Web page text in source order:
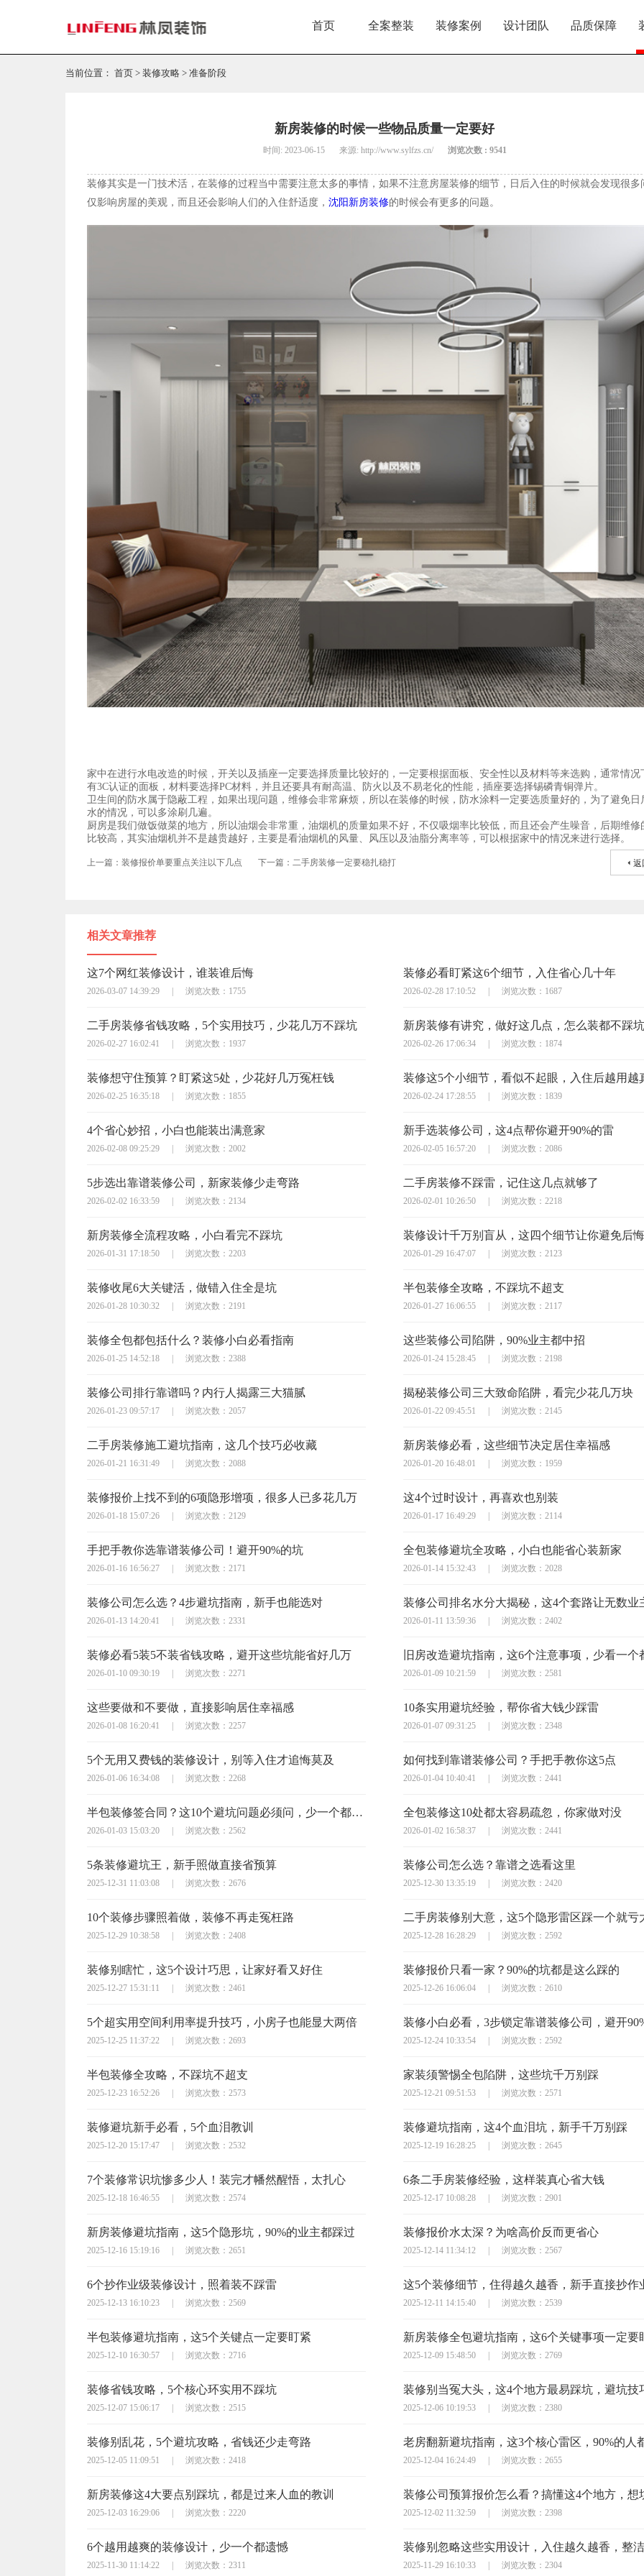
首页 全案整装 装修案例 设计团队 品质保障
当前位置： 首页 > 装修攻略 > 准备阶段
新房装修的时候一些物品质量一定要好
时间: 2023-06-15 来源: http://www.sylfzs.cn/ 浏览次数 : 9541
装修其实是一门技术活，在装修的过程当中需要注意太多的事情，如果不注意房屋装修的细节，日后入住的时候就会发现很多
仅影响房屋的美观，而且还会影响人们的入住舒适度， 沈阳新房装修的时候会有更多的问题。
家中在进行水电改造的时候，开关以及插座一定要选择质量比较好的，一定要根据面板、安全性以及材料等来选购，通常情况
有3C认证的面板，材料要选择PC材料，并且还要具有耐高温、防火以及不易老化的性能，插座要选择锡磷青铜弹片。
卫生间的防水属于隐蔽工程，如果出现问题，维修会非常麻烦，所以在装修的时候，防水涂料一定要选质量好的，为了避免日
水的情况，可以多涂刷几遍。
厨房是我们做饭做菜的地方，所以油烟会非常重，油烟机的质量如果不好，不仅吸烟率比较低，而且还会产生噪音，后期维修
比较高，其实油烟机并不是越贵越好，主要是看油烟机的风量、风压以及油脂分离率等，可以根据家中的情况来进行选择。
上一篇：装修报价单要重点关注以下几点 下一篇：二手房装修一定要稳扎稳打 返
相关文章推荐
这7个网红装修设计，谁装谁后悔
2026-03-07 14:39:29 浏览次数：1755
装修必看盯紧这6个细节，入住省心几十年
2026-02-28 17:10:52 浏览次数：1687
二手房装修省钱攻略，5个实用技巧，少花几万不踩坑
2026-02-27 16:02:41 浏览次数：1937
新房装修有讲究，做好这几点，怎么装都不踩坑
2026-02-26 17:06:34 浏览次数：1874
装修想守住预算？盯紧这5处，少花好几万冤枉钱
2026-02-25 16:35:18 浏览次数：1855
装修这5个小细节，看似不起眼，入住后越用越
2026-02-24 17:28:55 浏览次数：1839
4个省心妙招，小白也能装出满意家
2026-02-08 09:25:29 浏览次数：2002
新手选装修公司，这4点帮你避开90%的雷
2026-02-05 16:57:20 浏览次数：2086
5步选出靠谱装修公司，新家装修少走弯路
2026-02-02 16:33:59 浏览次数：2134
二手房装修不踩雷，记住这几点就够了
2026-02-01 10:26:50 浏览次数：2218
新房装修全流程攻略，小白看完不踩坑
2026-01-31 17:18:50 浏览次数：2203
装修设计千万别盲从，这四个细节让你避免后悔
2026-01-29 16:47:07 浏览次数：2123
装修收尾6大关键活，做错入住全是坑
2026-01-28 10:30:32 浏览次数：2191
半包装修全攻略，不踩坑不超支
2026-01-27 16:06:55 浏览次数：2117
装修全包都包括什么？装修小白必看指南
2026-01-25 14:52:18 浏览次数：2388
这些装修公司陷阱，90%业主都中招
2026-01-24 15:28:45 浏览次数：2198
装修公司排行靠谱吗？内行人揭露三大猫腻
2026-01-23 09:57:17 浏览次数：2057
揭秘装修公司三大致命陷阱，看完少花几万块
2026-01-22 09:45:51 浏览次数：2145
二手房装修施工避坑指南，这几个技巧必收藏
2026-01-21 16:31:49 浏览次数：2088
新房装修必看，这些细节决定居住幸福感
2026-01-20 16:48:01 浏览次数：1959
装修报价上找不到的6项隐形增项，很多人已多花几万
2026-01-18 15:07:26 浏览次数：2129
这4个过时设计，再喜欢也别装
2026-01-17 16:49:29 浏览次数：2114
手把手教你选靠谱装修公司！避开90%的坑
2026-01-16 16:56:27 浏览次数：2171
全包装修避坑全攻略，小白也能省心装新家
2026-01-14 15:32:43 浏览次数：2028
装修公司怎么选？4步避坑指南，新手也能选对
2026-01-13 14:20:41 浏览次数：2331
装修公司排名水分大揭秘，这4个套路让无数业
2026-01-11 13:59:36 浏览次数：2402
装修必看5装5不装省钱攻略，避开这些坑能省好几万
2026-01-10 09:30:19 浏览次数：2271 2026-01-09 10:21:59 浏览次数：2581
这些要做和不要做，直接影响居住幸福感
2026-01-08 16:20:41 浏览次数：2257
10条实用避坑经验，帮你省大钱少踩雷
2026-01-07 09:31:25 浏览次数：2348
5个无用又费钱的装修设计，别等入住才追悔莫及
2026-01-06 16:34:08 浏览次数：2268
如何找到靠谱装修公司？手把手教你这5点
2026-01-04 10:40:41 浏览次数：2441
半包装修签合同？这10个避坑问题必须问，少一个都可能亏大
2026-01-03 15:03:20 浏览次数：2562
全包装修这10处都太容易疏忽，你家做对没
2026-01-02 16:58:37 浏览次数：2441
5条装修避坑王，新手照做直接省预算
2025-12-31 11:03:08 浏览次数：2676
装修公司怎么选？靠谱之选看这里
2025-12-30 13:35:19 浏览次数：2420
10个装修步骤照着做，装修不再走冤枉路
2025-12-29 10:38:58 浏览次数：2408
二手房装修别大意，这5个隐形雷区踩一个就亏
2025-12-28 16:28:29 浏览次数：2592
装修别瞎忙，这5个设计巧思，让家好看又好住
2025-12-27 15:31:11 浏览次数：2461
装修报价只看一家？90%的坑都是这么踩的
2025-12-26 16:06:04 浏览次数：2610
5个超实用空间利用率提升技巧，小房子也能显大两倍
2025-12-25 11:37:22 浏览次数：2693
装修小白必看，3步锁定靠谱装修公司，避开
2025-12-24 10:33:54 浏览次数：2592
半包装修全攻略，不踩坑不超支
2025-12-23 16:52:26 浏览次数：2573
家装须警惕全包陷阱，这些坑千万别踩
2025-12-21 09:51:53 浏览次数：2571
装修避坑新手必看，5个血泪教训
2025-12-20 15:17:47 浏览次数：2532
装修避坑指南，这4个血泪坑，新手千万别踩
2025-12-19 16:28:25 浏览次数：2645
7个装修常识坑惨多少人！装完才幡然醒悟，太扎心
2025-12-18 16:46:55 浏览次数：2574
6条二手房装修经验，这样装真心省大钱
2025-12-17 10:08:28 浏览次数：2901
新房装修避坑指南，这5个隐形坑，90%的业主都踩过
2025-12-16 15:19:16 浏览次数：2651
装修报价水太深？为啥高价反而更省心
2025-12-14 11:34:12 浏览次数：2567
6个抄作业级装修设计，照着装不踩雷
2025-12-13 16:10:23 浏览次数：2569
这5个装修细节，住得越久越香，新手直接抄作
2025-12-11 14:15:40 浏览次数：2539
半包装修避坑指南，这5个关键点一定要盯紧
2025-12-10 16:30:57 浏览次数：2716
新房装修全包避坑指南，这6个关键事项一定要
2025-12-09 15:48:50 浏览次数：2769
装修省钱攻略，5个核心环实用不踩坑
2025-12-07 15:06:17 浏览次数：2515 2025-12-06 10:19:53 浏览次数：2380
装修别乱花，5个避坑攻略，省钱还少走弯路
2025-12-05 11:09:51 浏览次数：2418
老房翻新避坑指南，这3个核心雷区，90%的人
2025-12-04 16:24:49 浏览次数：2655
新房装修这4大要点别踩坑，都是过来人血的教训
2025-12-03 16:29:06 浏览次数：2220 2025-12-02 11:32:59 浏览次数：2398
6个越用越爽的装修设计，少一个都遗憾
2025-11-30 11:14:22 浏览次数：2311
装修别忽略这些实用设计，入住越久越香，整
2025-11-29 16:10:33 浏览次数：2304